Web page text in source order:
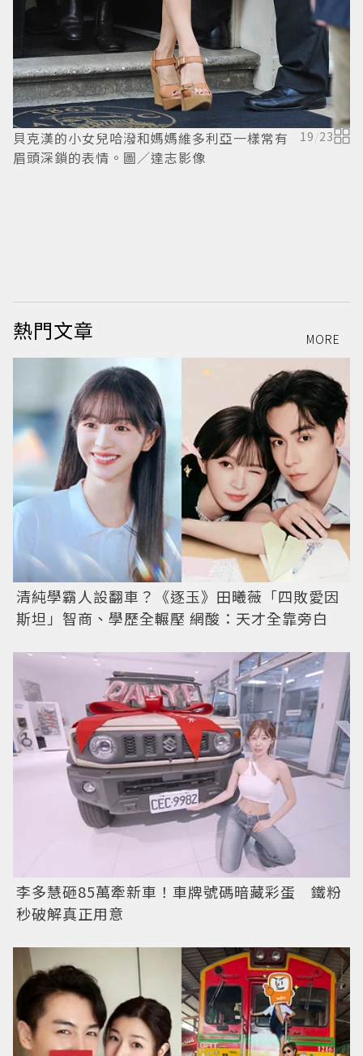
貝克漢的小女兒哈潑和媽媽維多利亞一樣常有
眉頭深鎖的表情。圖／達志影像
19/23
熱門文章 MORE
清純學霸人設翻車？《逐玉》田曦薇「四敗愛因
斯坦」智商、學歷全輾壓 網酸：天才全靠旁白
李多慧砸85萬牽新車！車牌號碼暗藏彩蛋 鐵粉
秒破解真正用意